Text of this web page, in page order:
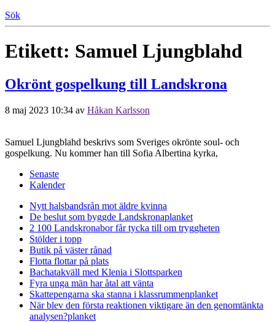
Sök
Etikett: Samuel Ljungblahd
Okrönt gospelkung till Landskrona
8 maj 2023 10:34 av Håkan Karlsson
Samuel Ljungblahd beskrivs som Sveriges okrönte soul- och
gospelkung. Nu kommer han till Sofia Albertina kyrka,
Senaste
Kalender
Nytt halsbandsrån mot äldre kvinna
De beslut som byggde Landskronaplanket
2 100 Landskronabor får tycka till om tryggheten
Stölder i topp
Butik på väster rånad
Flotta flottar på plats
Bachatakväll med Klenia i Slottsparken
Fyra unga män har åtal att vänta
Skattepengarna ska stanna i klassrummenplanket
När blev den första reaktionen viktigare än den genomtänkta
analysen?planket